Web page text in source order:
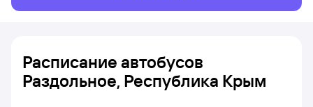
Расписание автобусов
Раздольное, Республика Крым